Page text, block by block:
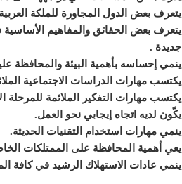
يتعرف بعض الدول المجاورة للملكة
يتعرف بعض الحقائق والمفاهيم
جديدة .
ينمي إحساسه بأهمية البيئة والمحافظة
يكتسب مهارات الدراسات الاجتماعية
يكتسب مهارات التفكير الملائمة للمرحلة
يكّون لديه اتجاه إيجابي نحو العمل.
ينمي مهارات استخدام التقنيات الحديثة.
يعي أهمية المحافظة على الممتلكات
ينمي عادات الاستهلاك الرشيد في كافة